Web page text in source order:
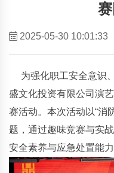
2025-05-30 10:01:33
为强化职工安全意识
盛文化投资有限公司演
赛活动。本次活动以“消
题，通过趣味竞赛与实
安全素养与应急处置能力